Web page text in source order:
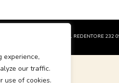
experience,
our traffic.
use of cookies.
LOCCI CARLO E C VIA DEL REDENTORE 232